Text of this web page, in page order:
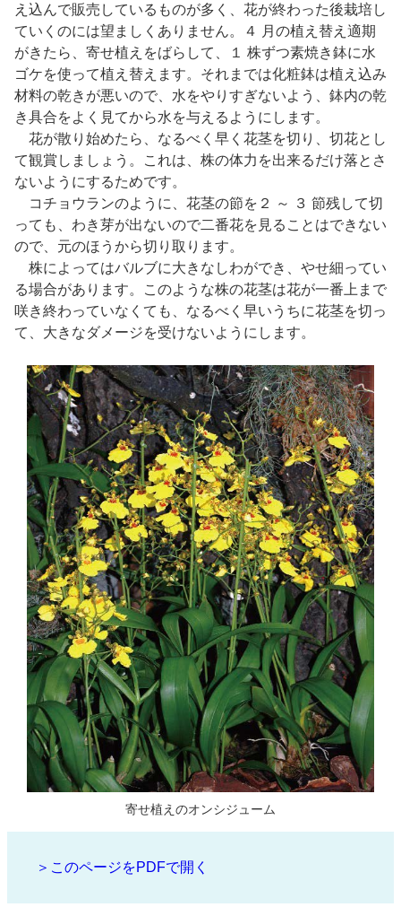
え込んで販売しているものが多く、花が終わった後栽培し
ていくのには望ましくありません。４ 月の植え替え適期
がきたら、寄せ植えをばらして、１ 株ずつ素焼き鉢に水
ゴケを使って植え替えます。それまでは化粧鉢は植え込み
材料の乾きが悪いので、水をやりすぎないよう、鉢内の乾
き具合をよく見てから水を与えるようにします。
花が散り始めたら、なるべく早く花茎を切り、切花とし
て観賞しましょう。これは、株の体力を出来るだけ落とさ
ないようにするためです。
コチョウランのように、花茎の節を２ ～ ３ 節残して切
っても、わき芽が出ないので二番花を見ることはできない
ので、元のほうから切り取ります。
株によってはバルブに大きなしわができ、やせ細ってい
る場合があります。このような株の花茎は花が一番上まで
咲き終わっていなくても、なるべく早いうちに花茎を切っ
て、大きなダメージを受けないようにします。
寄せ植えのオンシジューム
＞このページをPDFで開く